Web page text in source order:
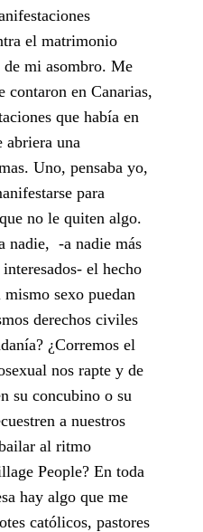
el matrimonio
mi asombro. Me
contaron en Canarias,
que había en
abriera una
Uno, pensaba yo,
para
no le quiten algo.
nadie, -a nadie más
el hecho
sexo puedan
derechos civiles
¿Corremos el
nos rapte y de
su concubino o su
a nuestros
al ritmo
People? En toda
hay algo que me
católicos, pastores